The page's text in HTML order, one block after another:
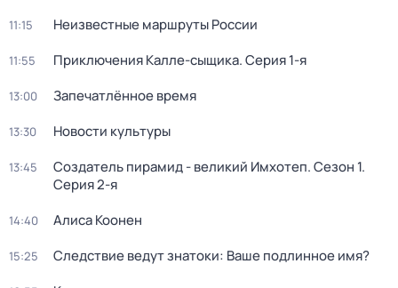
11:15 Неизвестные маршруты России
11:55 Приключения Калле-сыщика. Серия 1-я
13:00 Запечатлённое время
13:30 Новости культуры
13:45 Создатель пирамид - великий Имхотеп. Сезон 1.
Серия 2-я
14:40 Алиса Коонен
15:25 Следствие ведут знатоки: Ваше подлинное имя?